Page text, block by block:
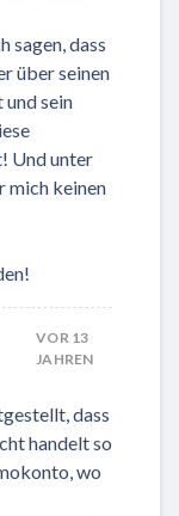
sagen, dass
über seinen
sein
Und unter
mich keinen
VOR 13
JAHREN
dass
handelt so
wo